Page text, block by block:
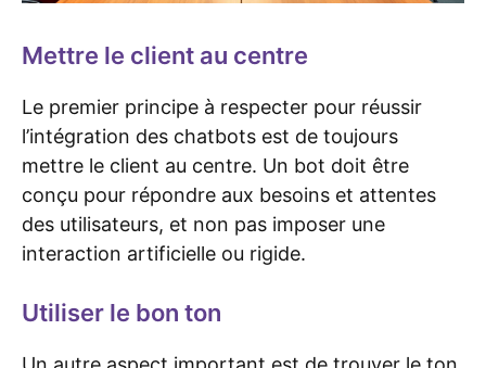
Mettre le client au centre
Le premier principe à respecter pour réussir
l’intégration des chatbots est de toujours
mettre le client au centre. Un bot doit être
conçu pour répondre aux besoins et attentes
des utilisateurs, et non pas imposer une
interaction artificielle ou rigide.
Utiliser le bon ton